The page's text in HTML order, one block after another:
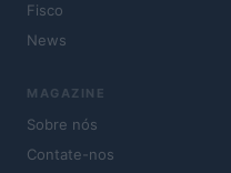
Fisco
News
MAGAZINE
Sobre nós
Contate-nos